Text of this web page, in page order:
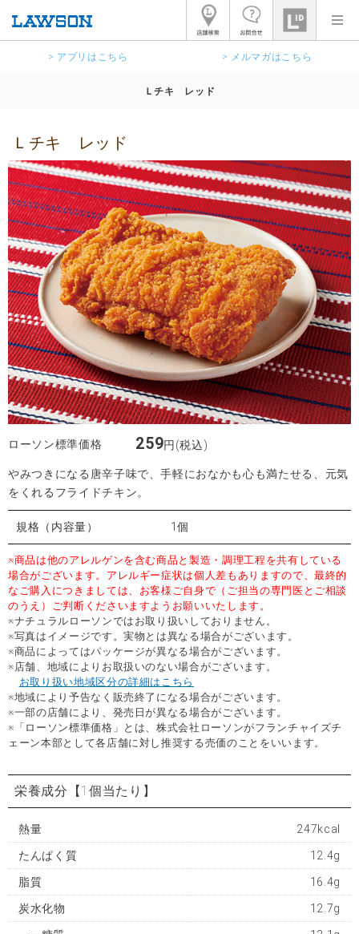
> アプリはこちら > メルマガはこちら
Ｌチキ レッド
Ｌチキ レッド
ローソン標準価格 259円(税込)
やみつきになる唐辛子味で、手軽におなかも心も満たせる、元気
をくれるフライドチキン。
規格（内容量） 1個
※商品は他のアレルゲンを含む商品と製造・調理工程を共有している
場合がございます。アレルギー症状は個人差もありますので、最終的
なご購入につきましては、お客様ご自身で（ご担当の専門医とご相談
のうえ）ご判断くださいますようお願いいたします。
※ナチュラルローソンではお取り扱いしておりません。
※写真はイメージです。実物とは異なる場合がございます。
※商品によってはパッケージが異なる場合がございます。
※店舗、地域によりお取扱いのない場合がございます。
お取り扱い地域区分の詳細はこちら
※地域により予告なく販売終了になる場合がございます。
※一部の店舗により、発売日が異なる場合がございます。
※「ローソン標準価格」とは、株式会社ローソンがフランチャイズチ
ェーン本部として各店舗に対し推奨する売価のことをいいます。
栄養成分 【1個当たり】
熱量 247kcal
たんぱく質 12.4g
脂質 16.4g
炭水化物 12.7g